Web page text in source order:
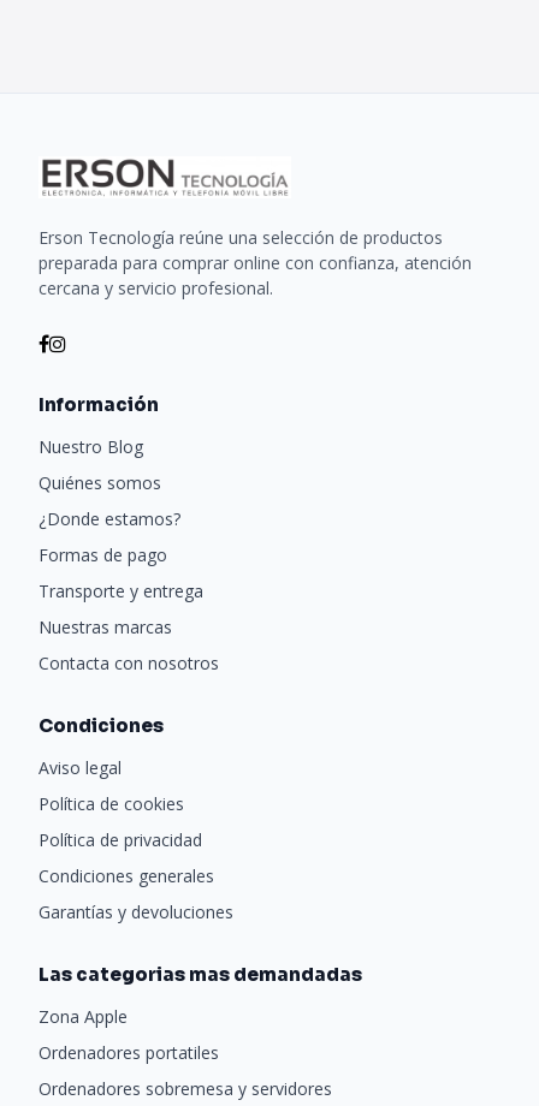
Erson Tecnología reúne una selección de productos
preparada para comprar online con confianza, atención
cercana y servicio profesional.
Información
Nuestro Blog
Quiénes somos
¿Donde estamos?
Formas de pago
Transporte y entrega
Nuestras marcas
Contacta con nosotros
Condiciones
Aviso legal
Política de cookies
Política de privacidad
Condiciones generales
Garantías y devoluciones
Las categorias mas demandadas
Zona Apple
Ordenadores portatiles
Ordenadores sobremesa y servidores